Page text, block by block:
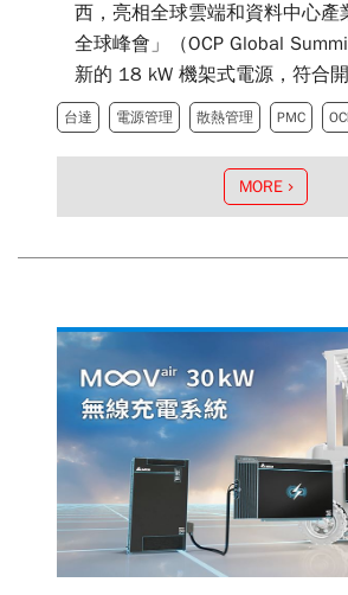
西，亮相全球雲端和資料中心產
全球峰會」（OCP Global
新的 18 kW 機架式電源，符合
織（OCP）所推出的第三代開放
（ORV3）規範，適用於高 1 OU
機櫃。此機架式電源配置 6組3
器，為伺服器提供高達18 kW電
源系統可搭配台達最新的電源管
ORV3 機架式電源整合，協助客
智慧能源管理。
台達 電源管理 散熱管理 PMC
MORE